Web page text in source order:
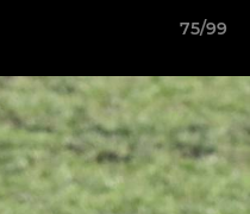
75/99